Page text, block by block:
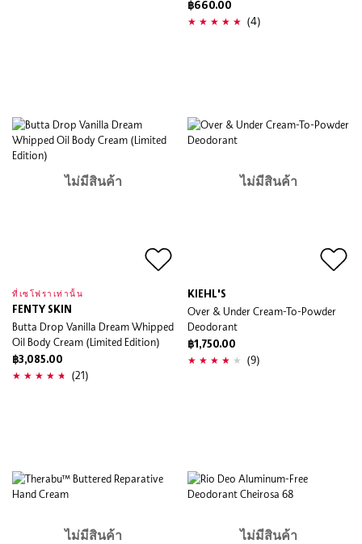
฿660.00
(4)
ไม่มีสินค้า
ที่เซโฟราเท่านั้น
FENTY SKIN
Butta Drop Vanilla Dream Whipped
Oil Body Cream (Limited Edition)
฿3,085.00
(21)
ไม่มีสินค้า
KIEHL'S
Over & Under Cream-To-Powder
Deodorant
฿1,750.00
(9)
ไม่มีสินค้า ไม่มีสินค้า